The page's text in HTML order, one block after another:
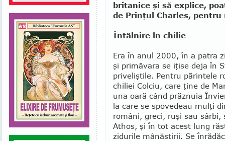
britanice şi să explice,
de Prinţul Charles,
Întâlnire în chilie
Era în anul 2000, în a patra
şi primăvara se iţise deja în
priveliştile. Pentru pă­rintele
chiliei Colciu, care ţine de
una oară când prăznuia
la care se spovedeau mulţi
ro­mâni, greci, ruşi sau sârbi,
Athos, şi în tot acest lung
zidurile mânăstirii. Se